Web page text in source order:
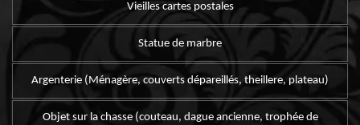
Vieilles cartes postales
Statue de marbre
Argenterie (Ménagère, couverts dépareillés, theillere, plateau)
Objet sur la chasse (couteau, dague ancienne, trophée de